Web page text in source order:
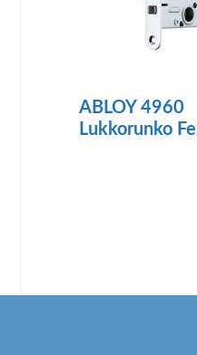
ABLOY 4960
Lukkorunko